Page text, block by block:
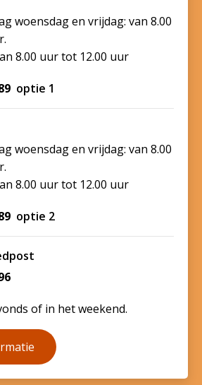
woensdag en vrijdag: van 8.00
8.00 uur tot 12.00 uur
optie 1
woensdag en vrijdag: van 8.00
8.00 uur tot 12.00 uur
optie 2
of in het weekend.